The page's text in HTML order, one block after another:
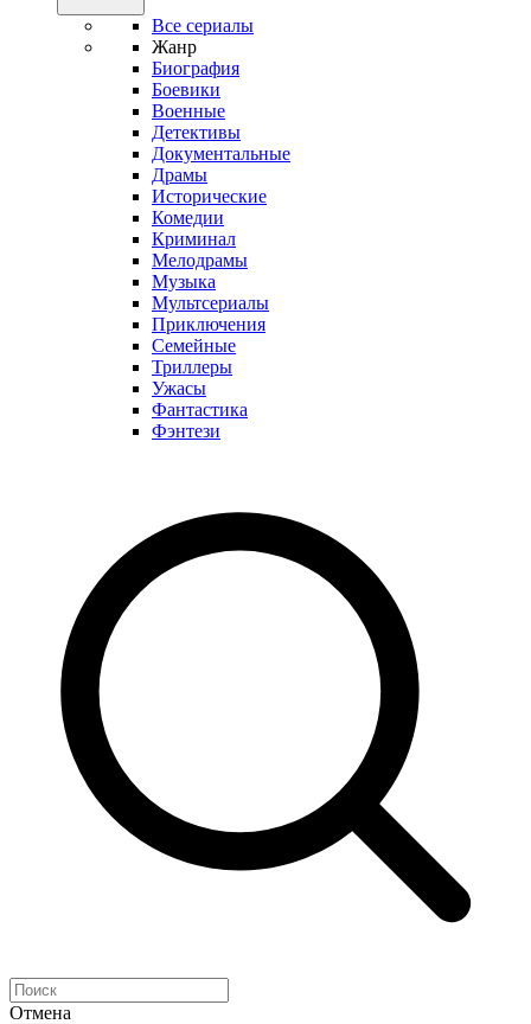
Все сериалы
Жанр
Биография
Боевики
Военные
Детективы
Документальные
Драмы
Исторические
Комедии
Криминал
Мелодрамы
Музыка
Мультсериалы
Приключения
Семейные
Триллеры
Ужасы
Фантастика
Фэнтези
Отмена